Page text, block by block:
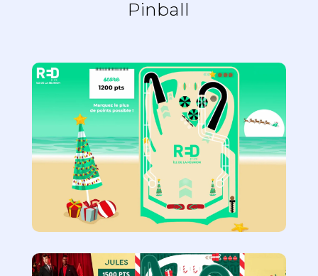
Pinball